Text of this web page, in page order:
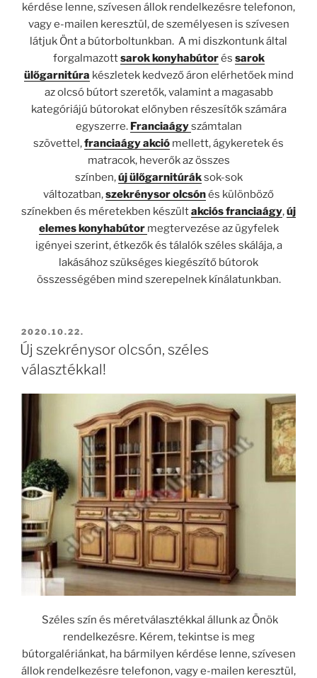
kérdése lenne, szívesen állok rendelkezésre telefonon,
vagy e-mailen keresztül, de személyesen is szívesen
látjuk Önt a bútorboltunkban. A mi diszkontunk által
forgalmazottsarok konyhabútorés sarok
ülőgarnitúra készletek kedvező áron elérhetőek mind
az olcsó bútort szeretők, valamint a magasabb
kategóriájú bútorokat előnyben részesítők számára
egyszerre. Franciaágyszámtalan
szövettel,franciaágy akció mellett, ágykeretek és
matracok, heverők az összes
színben,újülőgarnitúráksok-sok
változatban,szekrénysor olcsónés különböző
színekben és méretekben készültakciós franciaágy,új
elemes konyhabútor megtervezése az ügyfelek
igényei szerint, étkezők és tálalók széles skálája, a
lakásához szükséges kiegészítő bútorok
összességében mind szerepelnek kínálatunkban.
BEKÜLDVE:
2020.10.22.
Új szekrénysor olcsón, széles
választékkal!
Széles szín és méretválasztékkal állunk az Önök
rendelkezésre. Kérem, tekintse is meg
bútorgalériánkat, ha bármilyen kérdése lenne, szívesen
állok rendelkezésre telefonon, vagy e-mailen keresztül,